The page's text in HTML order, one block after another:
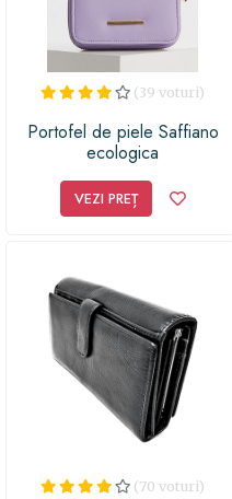
(39 voturi)
Portofel de piele Saffiano
ecologica
VEZI PREȚ
(70 voturi)